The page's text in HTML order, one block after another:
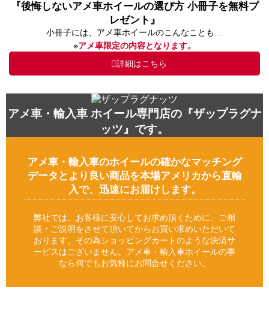
『後悔しないアメ車ホイールの選び方 小冊子を無料プ
レゼント』
小冊子には、アメ車ホイールのこんなことも…
※アメ車限定の内容となります。
詳細はこちら
アメ車・輸入車 ホイール専門店の『ザップラグナ
ッツ』です。
アメ車・輸入車のホイールの確かなマッチング
データとより良い商品を本場アメリカから直輸
入で、迅速にお届けします。
弊社では、お客様に安心してお求め頂くために、ご相
談・ご説明をさせて頂いてからお買い求めいただいて
おります。その為ショッピングカートのような決済サ
ービスはございません。アメ車・輸入車ホイールの事
なら何でもお気軽にお問合せください。